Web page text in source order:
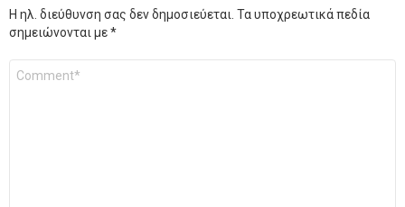
Η ηλ. διεύθυνση σας δεν δημοσιεύεται. Τα υποχρεωτικά πεδία
σημειώνονται με*